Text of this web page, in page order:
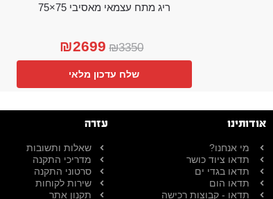
ריג מתח עצמאי מאסיבי 75×75
₪3350
₪2699
שלח עדכון מלאי
אודותינו
מי אנחנו?
תדאו ציוד כושר
תדאו בגדי ים
תדאו הום
תדאו - קבוצות רכישה
עזרה
שאלות ותשובות
מדריכי התקנה
סרטוני התקנה
שירות לקוחות
תקנון אתר